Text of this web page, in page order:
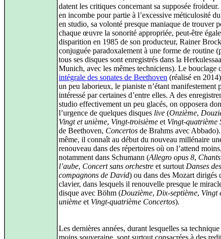
datent les critiques concernant sa supposée
en incombe pour partie à l’excessive méticulosité
en studio, sa volonté presque maniaque de trouver
chaque œuvre la sonorité appropriée, peut‑être
disparition en 1985 de son producteur, Rainer
conjuguée paradoxalement à une forme de routine
tous ses disques sont enregistrés dans la
Munich, avec les mêmes techniciens). Le bouclage
intégrale des sonates de Beethoven (réalisé en
un peu laborieux, le pianiste n’étant manifestement
intéressé par certaines d’entre elles. A des
studio effectivement un peu glacés, on opposera
l’urgence de quelques disques live (Onzième,
Vingt et unième, Vingt‑troisième et Vingt‑quatrième
de Beethoven, Concertos de Brahms avec
même, il connaît au début du nouveau millénaire
renouveau dans des répertoires où on l’attend
notamment dans Schumann (Allegro opus 8,
l’aube, Concert sans orchestre et surtout Danses des
compagnons de David) ou dans des Mozart dirigés
clavier, dans lesquels il renouvelle presque le
disque avec Böhm (Douzième, Dix‑septième, Vingt
unième et Vingt‑quatrième Concertos).
Les dernières années, durant lesquelles sa
moins souveraine, sont surtout consacrées à des